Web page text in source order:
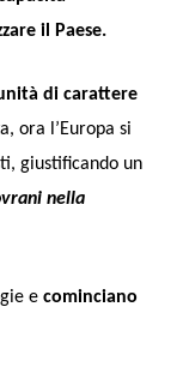
il Paese.
di carattere
ora l’Europa si
giustificando un
nella
ecominciano